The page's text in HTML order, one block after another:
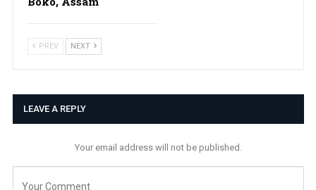
PREV NEXT
LEAVE A REPLY
Your email address will not be published.